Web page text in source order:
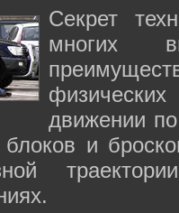
Секрет
многих
движении
блоков и